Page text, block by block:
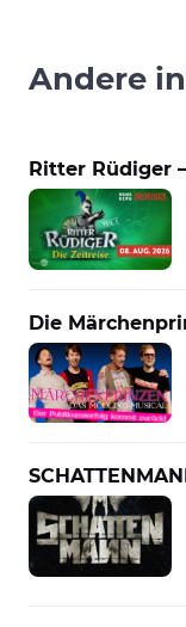
Andere
Ritter Rüdiger –
Die